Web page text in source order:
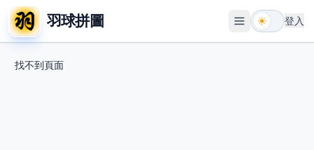
羽球拼圖 開啟選單
登入
找不到頁面